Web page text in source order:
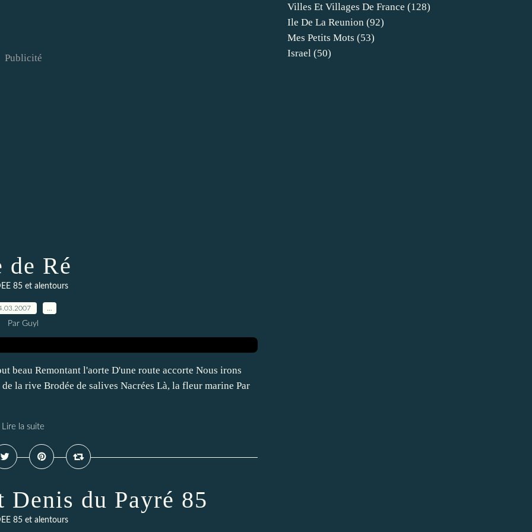
Publicité
de Ré
85 et alentours
Par Guyl
beau Remontant l'aorte D'une route accorte Nous irons
la rive Brodée de salives Nacrées Là, la fleur marine Par
Lire la suite
Denis du Payré 85
85 et alentours
Villes Et Villages De France (128)
Ile De La Reunion (92)
Mes Petits Mots (53)
Israel (50)